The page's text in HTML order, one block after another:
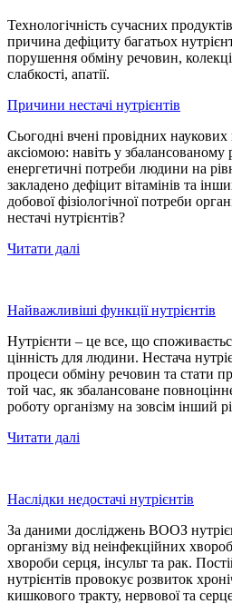
Технологічність сучасних
причина дефіциту багатьох
порушення обміну речовин,
слабкості, апатії.
Причини нестачі нутрієнтів
Сьогодні вчені провідних
аксіомою: навіть у збалансованому
енергетичні потреби людини на
закладено дефіцит вітамінів та
добової фізіологічної потреби
нестачі нутрієнтів?
Читати далі
Найважливіші функції нутрієнтів
Нутрієнти – це все, що
цінність для людини. Нестача
процеси обміну речовин та стати
той час, як збалансоване
роботу організму на зовсім інший
Читати далі
Наслідки недостачі нутрієнтів
За даними досліджень ВООЗ
організму від неінфекційних
хвороби серця, інсульт та рак.
нутрієнтів провокує розвиток
кишкового тракту, нервової та